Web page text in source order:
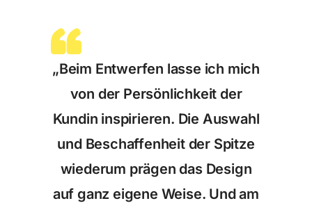
„Beim Entwerfen lasse ich mich
von der Persönlichkeit der
Kundin inspirieren. Die Auswahl
und Beschaffenheit der Spitze
wiederum prägen das Design
auf ganz eigene Weise. Und am